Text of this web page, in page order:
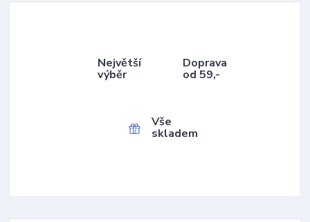
Největší
výběr
Doprava
od 59,-
Vše
skladem